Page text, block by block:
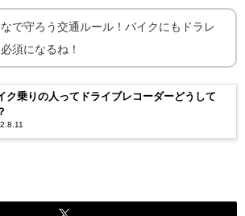
で守ろう交通ルール！バイクにもドラレ
須になるね！
ク乗りの人ってドライブレコーダーどうして